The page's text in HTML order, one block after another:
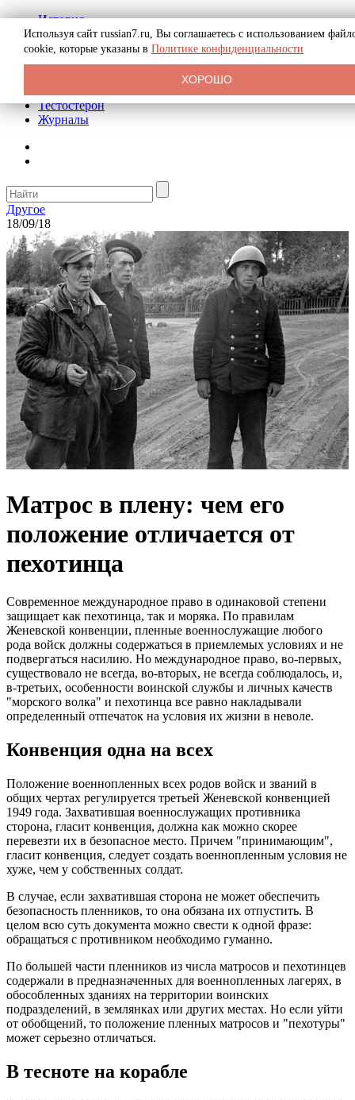
История
Биография
Криминал
Реклама на сайте
Тестостерон
Журналы
Другое
18/09/18
Матрос в плену: чем его
положение отличается от
пехотинца
Современное международное право в одинаковой степени
защищает как пехотинца, так и моряка. По правилам
Женевской конвенции, пленные военнослужащие любого
рода войск должны содержаться в приемлемых условиях и не
подвергаться насилию. Но международное право, во-первых,
существовало не всегда, во-вторых, не всегда соблюдалось, и,
в-третьих, особенности воинской службы и личных качеств
"морского волка" и пехотинца все равно накладывали
определенный отпечаток на условия их жизни в неволе.
Конвенция одна на всех
Положение военнопленных всех родов войск и званий в
общих чертах регулируется третьей Женевской конвенцией
1949 года. Захватившая военнослужащих противника
сторона, гласит конвенция, должна как можно скорее
перевезти их в безопасное место. Причем "принимающим",
гласит конвенция, следует создать военнопленным условия не
хуже, чем у собственных солдат.
В случае, если захватившая сторона не может обеспечить
безопасность пленников, то она обязана их отпустить. В
целом всю суть документа можно свести к одной фразе:
обращаться с противником необходимо гуманно.
По большей части пленников из числа матросов и пехотинцев
содержали в предназначенных для военнопленных лагерях, в
обособленных зданиях на территории воинских
подразделений, в землянках или других местах. Но если уйти
от обобщений, то положение пленных матросов и "пехотуры"
может серьезно отличаться.
В тесноте на корабле
Используя сайт russian7.ru, Вы соглашаетесь с использованием
cookie, которые указаны в Политике конфиденциальности
ХОРОШО